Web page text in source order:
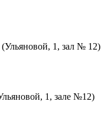
1, зал № 12)
1, зале №12)